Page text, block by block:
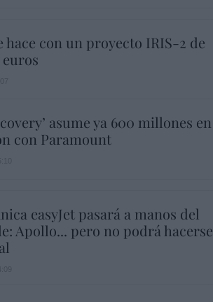
hace con un proyecto IRIS-2 de
asume ya 600 millones en
con Paramount
easyJet pasará a manos del
Apollo... pero no podrá hacerse